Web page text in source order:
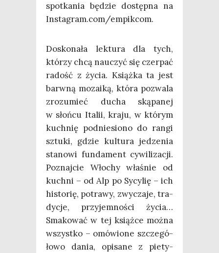
spo­tka­nia będzie dostęp­na na
Instagram.com/empikcom.
Dosko­na­ła lek­tu­ra dla tych,
któ­rzy chcą nauczyć się czer­pać
radość z życia. Książ­ka ta jest
barw­ną mozai­ką, któ­ra pozwa­la
zro­zu­mieć ducha ską­pa­nej
w słoń­cu Ita­lii, kra­ju, w któ­rym
kuch­nię pod­nie­sio­no do ran­gi
sztu­ki, gdzie kul­tu­ra jedze­nia
sta­no­wi fun­da­ment cywi­li­za­cji.
Poznaj­cie Wło­chy wła­śnie od
kuch­ni – od Alp po Sycy­lię – ich
histo­rię, potra­wy, zwy­cza­je, tra­
dy­cje, przy­jem­no­ści życia…
Sma­ko­wać w tej książ­ce moż­na
wszyst­ko – omó­wio­ne szcze­gó­
ło­wo dania, opi­sa­ne z pie­ty­